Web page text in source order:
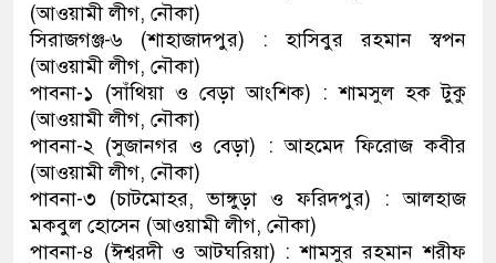
(আওয়ামী লীগ, নৌকা)
সিরাজগঞ্জ-৬ (শাহাজাদপুর) : হাসিবুর রহমান স্বপন
(আওয়ামী লীগ, নৌকা)
পাবনা-১ (সাঁথিয়া ও বেড়া আংশিক) : শামসুল হক টুকু
(আওয়ামী লীগ, নৌকা)
পাবনা-২ (সুজানগর ও বেড়া) : আহমেদ ফিরোজ কবীর
(আওয়ামী লীগ, নৌকা)
পাবনা-৩ (চাটমোহর, ভাঙ্গুড়া ও ফরিদপুর) : আলহাজ
মকবুল হোসেন (আওয়ামী লীগ, নৌকা)
পাবনা-৪ (ঈশ্বরদী ও আটঘরিয়া) : শামসুর রহমান শরীফ